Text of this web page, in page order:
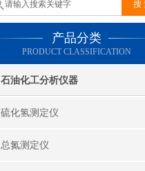
产品分类
PRODUCT CLASSIFICATION
石油化工分析仪器
硫化氢测定仪
总氮测定仪